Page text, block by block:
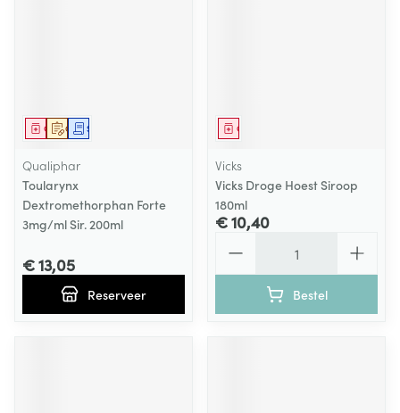
Op voorschrift
GeneesmiddelSchriftelijke aanvraag
Qualiphar
Toularynx
Dextromethorphan Forte
3mg/ml Sir. 200ml
€ 13,05
Reserveer
Geneesmiddel
Vicks
Vicks Droge Hoest Siroop
180ml
€ 10,40
Bestel